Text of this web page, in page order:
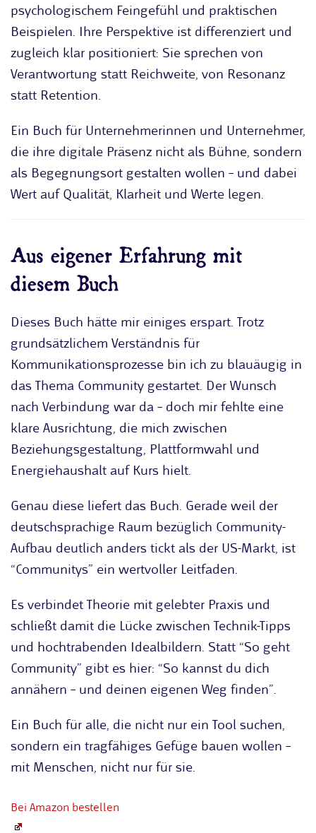
psychologischem Feingefühl und praktischen
Beispielen. Ihre Perspektive ist differenziert und
zugleich klar positioniert: Sie sprechen von
Verantwortung statt Reichweite, von Resonanz
statt Retention.
Ein Buch für Unternehmerinnen und Unternehmer,
die ihre digitale Präsenz nicht als Bühne, sondern
als Begegnungsort gestalten wollen – und dabei
Wert auf Qualität, Klarheit und Werte legen.
Aus eigener Erfahrung mit
diesem Buch
Dieses Buch hätte mir einiges erspart. Trotz
grundsätzlichem Verständnis für
Kommunikationsprozesse bin ich zu blauäugig in
das Thema Community gestartet. Der Wunsch
nach Verbindung war da – doch mir fehlte eine
klare Ausrichtung, die mich zwischen
Beziehungsgestaltung, Plattformwahl und
Energiehaushalt auf Kurs hielt.
Genau diese liefert das Buch. Gerade weil der
deutschsprachige Raum bezüglich Community-
Aufbau deutlich anders tickt als der US-Markt, ist
“Communitys” ein wertvoller Leitfaden.
Es verbindet Theorie mit gelebter Praxis und
schließt damit die Lücke zwischen Technik-Tipps
und hochtrabenden Idealbildern. Statt “So geht
Community” gibt es hier: “So kannst du dich
annähern – und deinen eigenen Weg finden”.
Ein Buch für alle, die nicht nur ein Tool suchen,
sondern ein tragfähiges Gefüge bauen wollen –
mit Menschen, nicht nur für sie.
Bei Amazon bestellen